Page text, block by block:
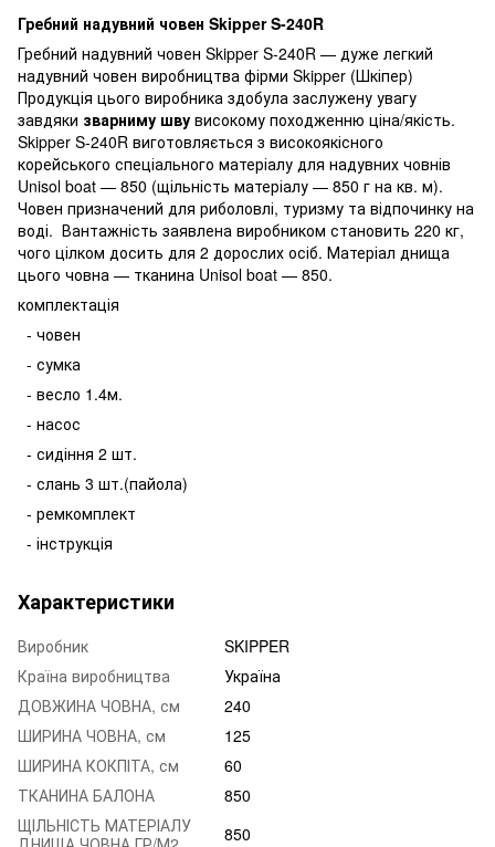
Гребний надувний човен Skipper S-240R
Гребний надувний човен Skipper S-240R — дуже легкий
надувний човен виробництва фірми Skipper (Шкіпер)
Продукція цього виробника здобула заслужену увагу
завдяки зварниму шву високому походженню ціна/якість.
Skipper S-240R виготовляється з високоякісного
корейського спеціального матеріалу для надувних човнів
Unisol boat — 850 (щільність матеріалу — 850 г на кв. м).
Човен призначений для риболовлі, туризму та відпочинку на
воді. Вантажність заявлена виробником становить 220 кг,
чого цілком досить для 2 дорослих осіб. Матеріал днища
цього човна — тканина Unisol boat — 850.
комплектація
- човен
- сумка
- весло 1.4м.
- насос
- сидіння 2 шт.
- слань 3 шт.(пайола)
- ремкомплект
- інструкція
Характеристики
Виробник
SKIPPER
Країна виробництва
Україна
ДОВЖИНА ЧОВНА, см
240
ШИРИНА ЧОВНА, см
125
ШИРИНА КОКПІТА, см
60
ТКАНИНА БАЛОНА
850
ЩІЛЬНІСТЬ МАТЕРІАЛУ
850